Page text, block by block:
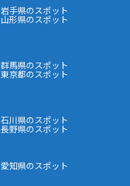
岩手県のスポット
山形県のスポット
群馬県のスポット
東京都のスポット
石川県のスポット
長野県のスポット
愛知県のスポット